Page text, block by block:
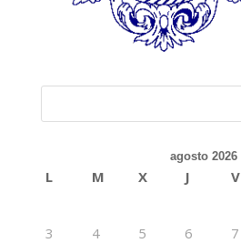
agosto 2026
L M X J V
3
4 5 6 7